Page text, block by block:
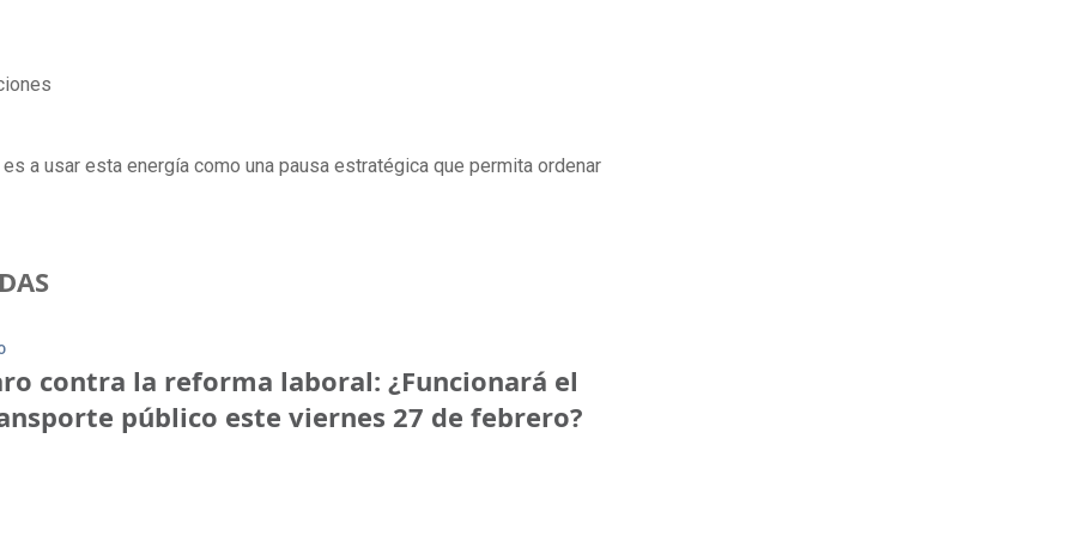
a usar esta energía como una pausa estratégica que permita ordenar
contra la reforma laboral: ¿Funcionará el
público este viernes 27 de febrero?